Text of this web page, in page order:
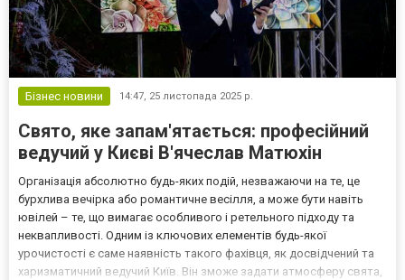
Бізнес новини 14:47, 25 листопада 2025 р.
Свято, яке запам'ятається: професійний
ведучий у Києві В'ячеслав Матюхін
Організація абсолютно будь-яких подій, незважаючи на те, це
бурхлива вечірка або романтичне весілля, а може бути навіть
ювілей – те, що вимагає особливого і ретельного підходу та
неквапливості. Одним із ключових елементів будь-якої
урочистості є саме наявність такого фахівця, як досвідчений та
харизматичний ведучий Київ. Він зможе задати атмосферу свята,